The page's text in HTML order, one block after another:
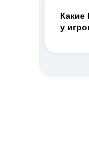
Какие
у